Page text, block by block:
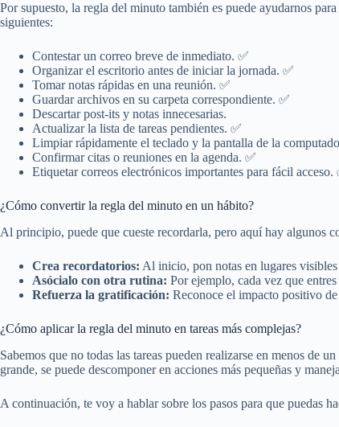
Por supuesto, la regla del minuto también es puede ayudarnos
siguientes:
Contestar un correo breve de inmediato. ✅
Organizar el escritorio antes de iniciar la jornada. ✅
Tomar notas rápidas en una reunión. ✅
Guardar archivos en su carpeta correspondiente. ✅
Descartar post-its y notas innecesarias.
Actualizar la lista de tareas pendientes. ✅
Limpiar rápidamente el teclado y la pantalla de la
Confirmar citas o reuniones en la agenda. ✅
Etiquetar correos electrónicos importantes para fácil acceso.
¿Cómo convertir la regla del minuto en un hábito?
Al principio, puede que cueste recordarla, pero aquí hay algunos
Crea recordatorios: Al inicio, pon notas en lugares
Asócialo con otra rutina: Por ejemplo, cada vez que
Refuerza la gratificación: Reconoce el impacto positivo
¿Cómo aplicar la regla del minuto en tareas más complejas?
Sabemos que no todas las tareas pueden realizarse en menos de
grande, se puede descomponer en acciones más pequeñas y
A continuación, te voy a hablar sobre los pasos para que puedas